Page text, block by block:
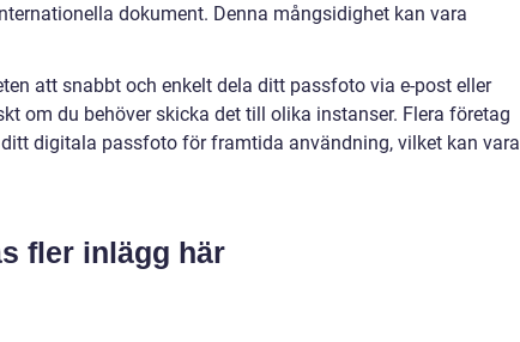
dokument. Denna mångsidighet kan vara
att snabbt och enkelt dela ditt passfoto via e-post eller
om du behöver skicka det till olika instanser. Flera företag
digitala passfoto för framtida användning, vilket kan vara
fler inlägg här